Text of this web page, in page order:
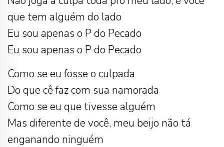
que tem alguém do lado
Eu sou apenas o P do Pecado
Eu sou apenas o P do Pecado
Como se eu fosse o culpada
Do que cê faz com sua namorada
Como se eu que tivesse alguém
Mas diferente de você, meu beijo não tá
enganando ninguém